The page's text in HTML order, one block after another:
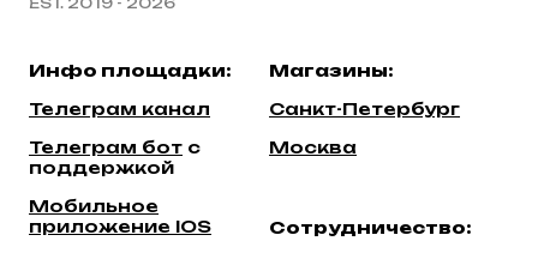
Инфо площадки:
Телеграм канал
Телеграм бот c
поддержкой
Мобильное
приложение IOS
Магазины:
Санкт-Петербург
Москва
Сотрудничество: